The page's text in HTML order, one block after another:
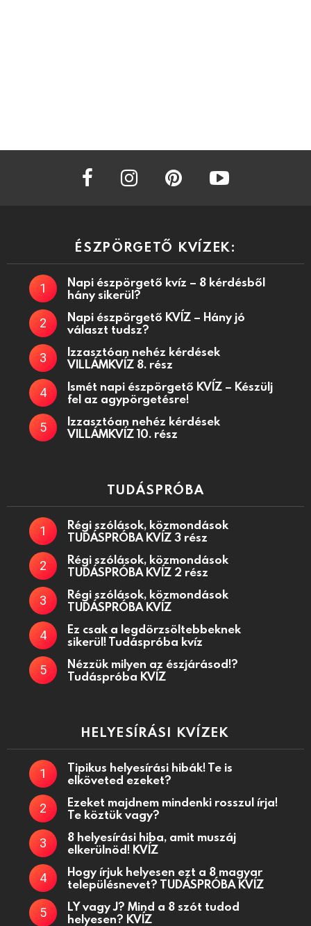
facebook instagram
ÉSZPÖRGETŐ KVÍZEK:
Napi észpörgető kvíz – 8 kérdésből
hány sikerül?
Napi észpörgető KVÍZ – Hány jó
választ tudsz?
Izzasztóan nehéz kérdések
VILLÁMKVÍZ 8. rész
Ismét napi észpörgető KVÍZ – Készülj
fel az agypörgetésre!
Izzasztóan nehéz kérdések
VILLÁMKVÍZ 10. rész
TUDÁSPRÓBA
Régi szólások, közmondások
TUDÁSPRÓBA KVÍZ 3 rész
Régi szólások, közmondások
TUDÁSPRÓBA KVÍZ 2 rész
Régi szólások, közmondások
TUDÁSPRÓBA KVÍZ
Ez csak a legdörzsöltebbeknek
sikerül! Tudáspróba kvíz
Nézzük milyen az észjárásod!?
Tudáspróba KVÍZ
HELYESÍRÁSI KVÍZEK
Tipikus helyesírási hibák! Te is
elköveted ezeket?
Ezeket majdnem mindenki rosszul írja!
Te köztük vagy?
8 helyesírási hiba, amit muszáj
elkerülnöd! KVÍZ
Hogy írjuk helyesen ezt a 8 magyar
településnevet? TUDÁSPRÓBA KVÍZ
LY vagy J? Mind a 8 szót tudod
helyesen? KVÍZ